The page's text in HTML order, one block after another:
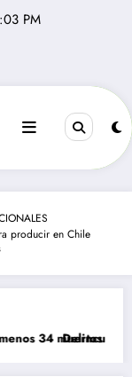
PM
producir en Chile
muertos en la crisis.
Delincuentes